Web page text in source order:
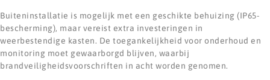
Buiteninstallatie is mogelijk met een geschikte behuizing (IP65-
bescherming), maar vereist extra investeringen in
weerbestendige kasten. De toegankelijkheid voor onderhoud en
monitoring moet gewaarborgd blijven, waarbij
brandveiligheidsvoorschriften in acht worden genomen.